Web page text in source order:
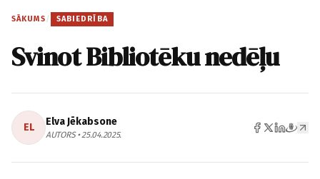
SĀKUMS / SABIEDRĪBA
Svinot Bibliotēku nedēļu
EL Elva Jēkabsone
AUTORS • 25.04.2025.